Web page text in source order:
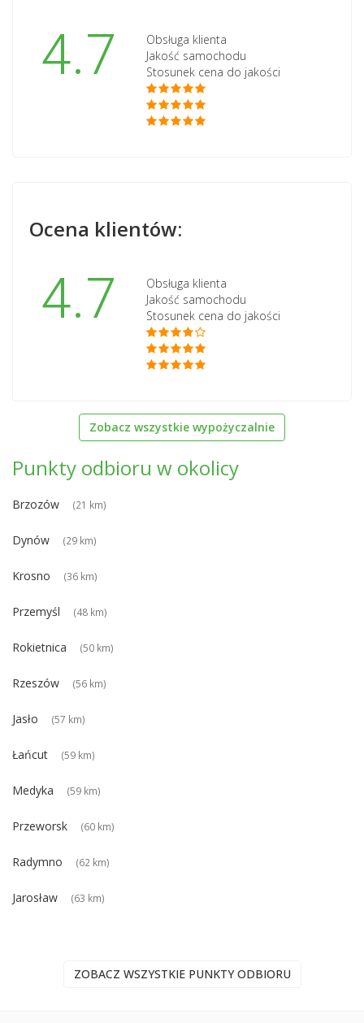
4.7
Obsługa klienta
Jakość samochodu
Stosunek cena do jakości
Ocena klientów:
4.7
Obsługa klienta
Jakość samochodu
Stosunek cena do jakości
Zobacz wszystkie wypożyczalnie
Punkty odbioru w okolicy
Brzozów (21 km)
Dynów (29 km)
Krosno (36 km)
Przemyśl (48 km)
Rokietnica (50 km)
Rzeszów (56 km)
Jasło (57 km)
Łańcut (59 km)
Medyka (59 km)
Przeworsk (60 km)
Radymno (62 km)
Jarosław (63 km)
ZOBACZ WSZYSTKIE PUNKTY ODBIORU